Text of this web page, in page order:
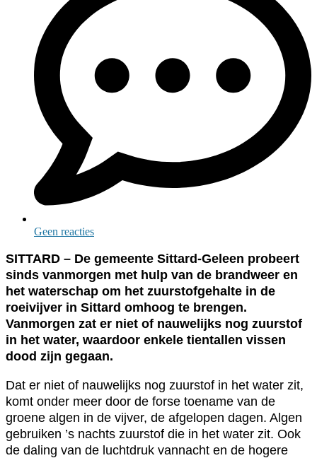
Geen reacties
SITTARD – De gemeente Sittard-Geleen probeert
sinds vanmorgen met hulp van de brandweer en
het waterschap om het zuurstofgehalte in de
roeivijver in Sittard omhoog te brengen.
Vanmorgen zat er niet of nauwelijks nog zuurstof
in het water, waardoor enkele tientallen vissen
dood zijn gegaan.
Dat er niet of nauwelijks nog zuurstof in het water zit,
komt onder meer door de forse toename van de
groene algen in de vijver, de afgelopen dagen. Algen
gebruiken ’s nachts zuurstof die in het water zit. Ook
de daling van de luchtdruk vannacht en de hogere